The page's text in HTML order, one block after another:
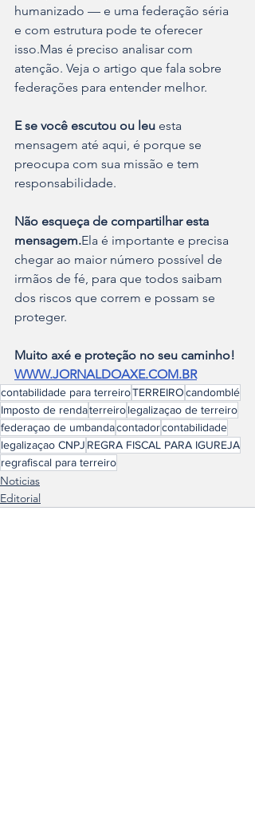
humanizado — e uma federação séria
e com estrutura pode te oferecer
isso.Mas é preciso analisar com
atenção. Veja o artigo que fala sobre
federações para entender melhor.
E se você escutou ou leu esta
mensagem até aqui, é porque se
preocupa com sua missão e tem
responsabilidade.
Não esqueça de compartilhar esta
mensagem.Ela é importante e precisa
chegar ao maior número possível de
irmãos de fé, para que todos saibam
dos riscos que correm e possam se
proteger.
Muito axé e proteção no seu caminho!
WWW.JORNALDOAXE.COM.BR
contabilidade para terreiroTERREIROcandomblé
Imposto de rendaterreirolegalizaçao de terreiro
federaçao de umbandacontadorcontabilidade
legalizaçao CNPJ REGRA FISCAL PARA IGUREJA
regrafiscal para terreiro
Noticias
Editorial